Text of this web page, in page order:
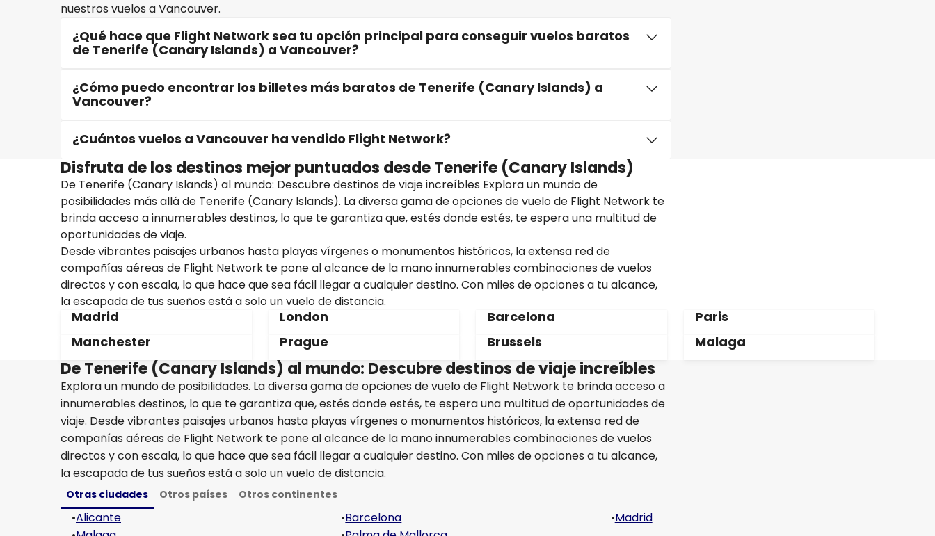
nuestros vuelos a Vancouver.
¿Qué hace que Flight Network sea tu opción principal para conseguir vuelos baratos
de Tenerife (Canary Islands) a Vancouver?
¿Cómo puedo encontrar los billetes más baratos de Tenerife (Canary Islands) a
Vancouver?
¿Cuántos vuelos a Vancouver ha vendido Flight Network?
Disfruta de los destinos mejor puntuados desde Tenerife (Canary Islands)
De Tenerife (Canary Islands) al mundo: Descubre destinos de viaje increíbles Explora un mundo de
posibilidades más allá de Tenerife (Canary Islands). La diversa gama de opciones de vuelo de Flight Network te
brinda acceso a innumerables destinos, lo que te garantiza que, estés donde estés, te espera una multitud de
oportunidades de viaje.
Desde vibrantes paisajes urbanos hasta playas vírgenes o monumentos históricos, la extensa red de
compañías aéreas de Flight Network te pone al alcance de la mano innumerables combinaciones de vuelos
directos y con escala, lo que hace que sea fácil llegar a cualquier destino. Con miles de opciones a tu alcance,
la escapada de tus sueños está a solo un vuelo de distancia.
Madrid London Barcelona
Paris
Manchester
Prague Brussels Malaga
De Tenerife (Canary Islands) al mundo: Descubre destinos de viaje increíbles
Explora un mundo de posibilidades. La diversa gama de opciones de vuelo de Flight Network te brinda acceso a
innumerables destinos, lo que te garantiza que, estés donde estés, te espera una multitud de oportunidades de
viaje. Desde vibrantes paisajes urbanos hasta playas vírgenes o monumentos históricos, la extensa red de
compañías aéreas de Flight Network te pone al alcance de la mano innumerables combinaciones de vuelos
directos y con escala, lo que hace que sea fácil llegar a cualquier destino. Con miles de opciones a tu alcance,
la escapada de tus sueños está a solo un vuelo de distancia.
Otras ciudades Otros países Otros continentes
•Alicante •Barcelona •Madrid